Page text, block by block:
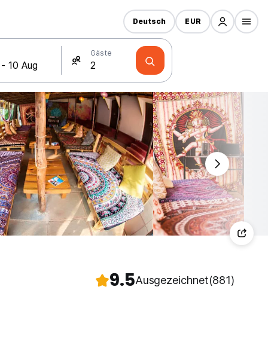
Gäste
Deutsch EUR
9.5Ausgezeichnet(881)